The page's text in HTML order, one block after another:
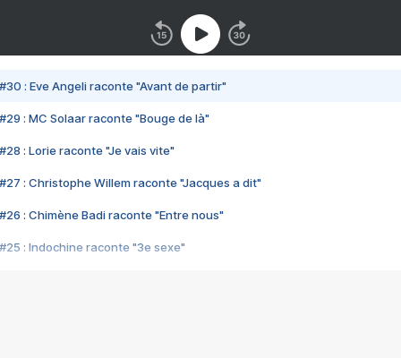
#30 : Eve Angeli raconte "Avant de partir"
#29 : MC Solaar raconte "Bouge de là"
#28 : Lorie raconte "Je vais vite"
#27 : Christophe Willem raconte "Jacques a dit"
#26 : Chimène Badi raconte "Entre nous"
#25 : Indochine raconte "3e sexe"